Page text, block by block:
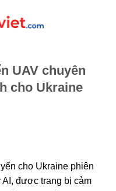
UAV chuyên
cho Ukraine
cho Ukraine phiên
AI, được trang bị cảm